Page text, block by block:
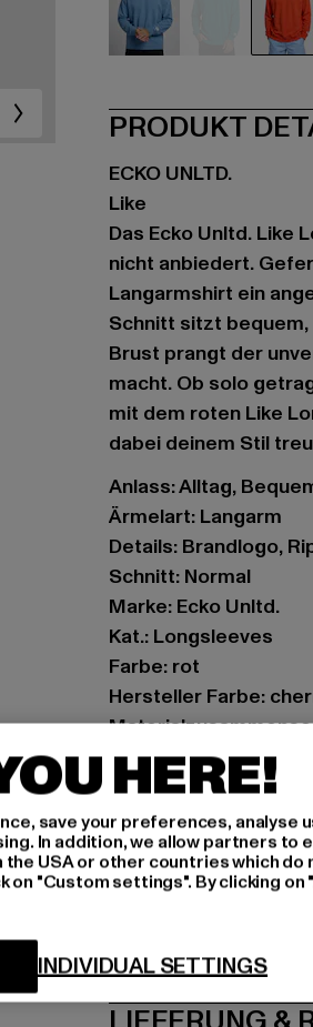
PRODUKT
ECKO UNLTD.
Like
Das Ecko Unltd. Like
nicht anbiedert.
Langarmshirt ein
Schnitt sitzt
Brust prangt der
macht. Ob solo
mit dem roten Like
dabei deinem Stil
Anlass: Alltag,
Ärmelart: Langarm
Details: Brandlogo,
Schnitt: Normal
Marke: Ecko Unltd.
Kat.: Longsleeves
Farbe: rot
Hersteller Farbe:
Art.Nr: ECKOLS1005-
Hersteller: TB
Dr.-Robert-Murjahn-
HERE!
save your preferences, analyse
In addition, we allow partners to
USA or other countries which do
"Custom settings". By clicking
INDIVIDUAL SETTINGS